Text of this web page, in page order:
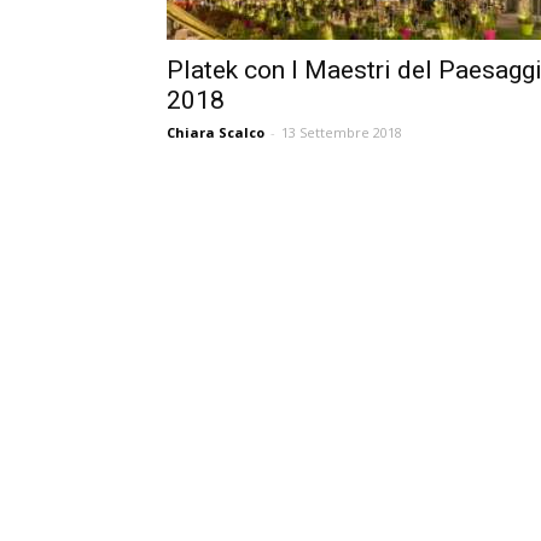
Platek con I Maestri del
2018
Chiara Scalco - 13 Settembre 2018